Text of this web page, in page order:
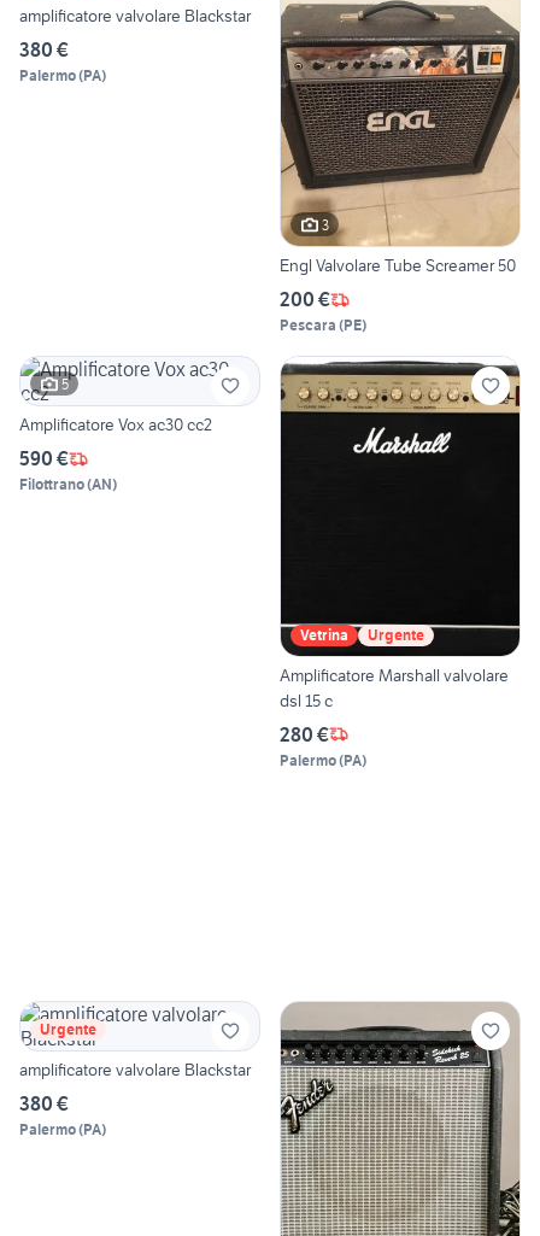
amplificatore valvolare Blackstar
380 €
Palermo(PA)
3
Engl Valvolare Tube Screamer 50
200 €
Pescara (PE)
5
Amplificatore Vox ac30 cc2
590 €
Filottrano(AN)
Vetrina Urgente
Amplificatore Marshall valvolare
dsl 15 c
280 €
Palermo(PA)
Urgente
amplificatore valvolare Blackstar
380 €
Palermo(PA)